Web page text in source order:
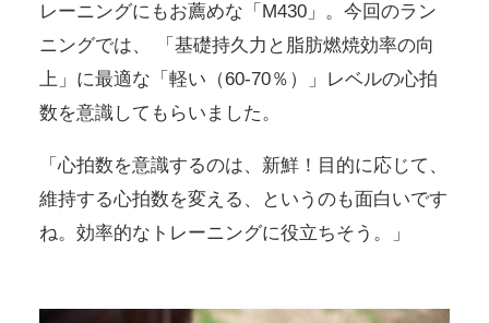
レーニングにもお薦めな「M430」。今回のラン
ニングでは、
「基礎持久力と脂肪燃焼効率の向
上」に最適な「軽い（60‐70％）」レベルの心拍
数を意識してもらいました。
「心拍数を意識するのは、新鮮！目的に応じて、
維持する心拍数を変える、というのも面白いです
ね。効率的なトレーニングに役立ちそう。」